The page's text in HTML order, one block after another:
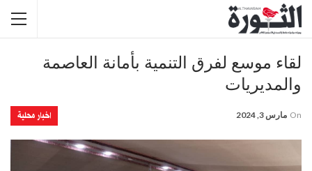
لقاء موسع لفرق التنمية بأمانة العاصمة
والمديريات
اخبار محلية On مارس 3, 2024